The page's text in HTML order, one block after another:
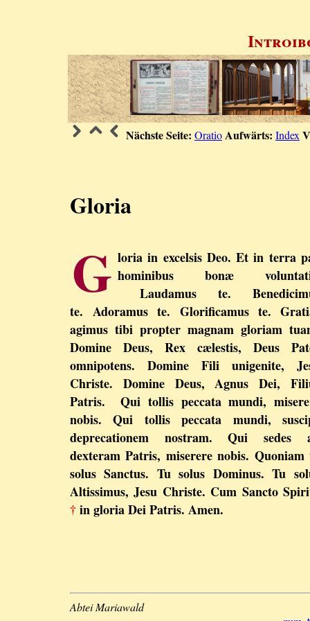
Nächste Seite: OratioAufwärts: Index
Gloria
G loria in excelsis Deo. Et in terra
hominibus bonæ
Laudamus te.
te. Adoramus te. Glorificamus te.
agimus tibi propter magnam gloriam
Domine Deus, Rex cælestis, Deus
omnipotens. Domine Fili unigenite,
Christe. Domine Deus, Agnus Dei,
Patris. Qui tollis peccata mundi,
nobis. Qui tollis peccata mundi,
deprecationem nostram. Qui sedes
dexteram Patris, miserere nobis. Quoniam
solus Sanctus. Tu solus Dominus. Tu
Altissimus, Jesu Christe. Cum Sancto
† in gloria Dei Patris. Amen.
Abtei Mariawald